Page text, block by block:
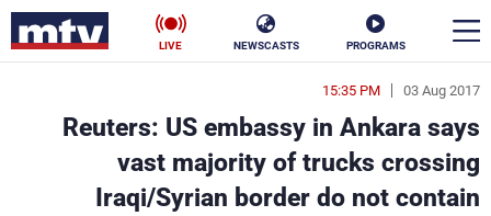
PROGRAMS
NEWSCASTS
LIVE
03 Aug 2017
15:35 PM
Reuters: US embassy in Ankara says
vast majority of trucks crossing
Iraqi/Syrian border do not contain
en
الأخبار
سياسة ناس